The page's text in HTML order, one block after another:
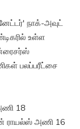
நாக்-அவுட்
உள்ள
பலப்பரீட்சை
18
ராயல்ஸ் அணி 16